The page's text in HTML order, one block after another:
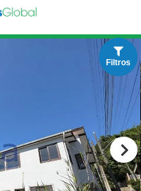
Filtros